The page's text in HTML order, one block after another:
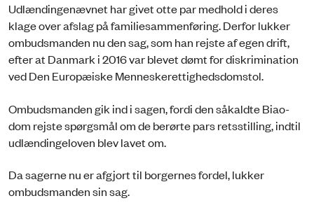
Udlændingenævnet har givet otte par medhold i deres
klage over afslag på familiesammenføring. Derfor lukker
ombudsmanden nu den sag, som han rejste af egen drift,
efter at Danmark i 2016 var blevet dømt for diskrimination
ved Den Europæiske Menneskerettighedsdomstol.
Ombudsmanden gik ind i sagen, fordi den såkaldte Biao-
dom rejste spørgsmål om de berørte pars retsstilling, indtil
udlændingeloven blev lavet om.
Da sagerne nu er afgjort til borgernes fordel, lukker
ombudsmanden sin sag.